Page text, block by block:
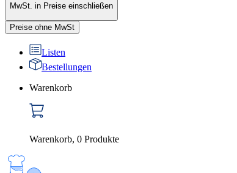
MwSt. in Preise einschließen
Preise ohne MwSt
Listen
Bestellungen
Warenkorb
Warenkorb, 0 Produkte